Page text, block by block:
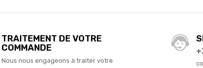
TRAITEMENT DE VOTRE
COMMANDE
Nous nous engageons à traiter votre